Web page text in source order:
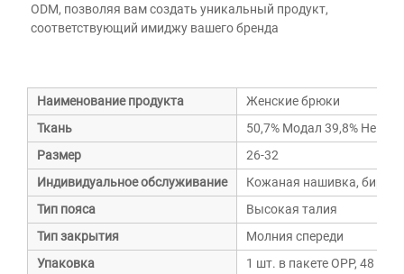
ODM, позволяя вам создать уникальный продукт,
соответствующий имиджу вашего бренда
Наименование продукта
Женские брюки
Ткань
50,7% Модал 39,8%
Размер
26-32
Индивидуальное обслуживание
Кожаная нашивка, бирка,
Тип пояса
Высокая талия
Тип закрытия
Молния спереди
Упаковка
1 шт. в пакете OPP, 48